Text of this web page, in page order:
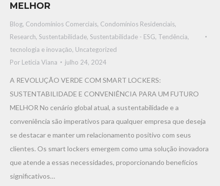
MELHOR
Blog, Condomínios Comerciais, Condomínios Residenciais,
Research, Sustentabilidade, Sustentabilidade - ESG, Tendência,
tecnologia e inovaçāo, Uncategorized
Por Leticia Viana julho 24, 2024
A REVOLUÇÃO VERDE COM SMART LOCKERS:
SUSTENTABILIDADE E CONVENIÊNCIA PARA UM FUTURO
MELHOR No cenário global atual, a sustentabilidade e a
conveniência são imperativos para qualquer empresa que deseja
se destacar e manter um relacionamento positivo com seus
clientes. Os smart lockers emergem como uma solução inovadora
que atende a essas necessidades, proporcionando benefícios
significativos…